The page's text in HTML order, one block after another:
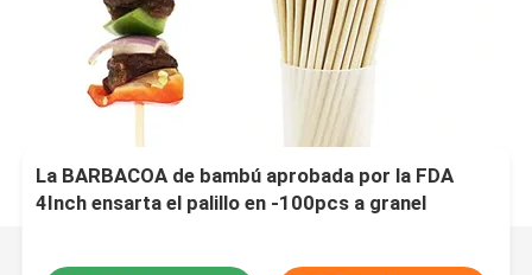
La BARBACOA de bambú aprobada por la FDA
4Inch ensarta el palillo en -100pcs a granel